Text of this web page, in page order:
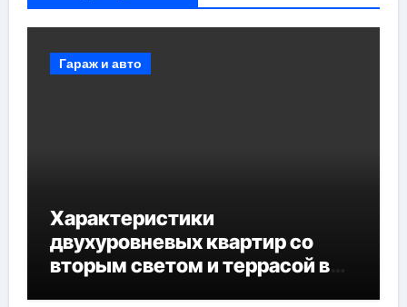
Гараж и авто
Характеристики
двухуровневых квартир со
вторым светом и террасой в